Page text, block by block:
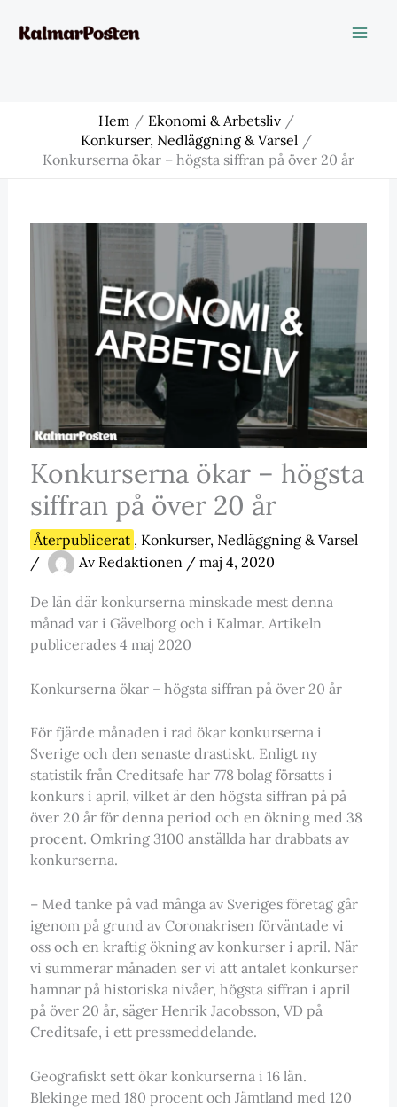
Hem
Ekonomi & Arbetsliv
Konkurser, Nedläggning & Varsel
Konkurserna ökar – högsta siffran på över 20 år
Konkurserna ökar – högsta
siffran på över 20 år
Återpublicerat , Konkurser, Nedläggning & Varsel
/
Av Redaktionen / maj 4, 2020
De län där konkurserna minskade mest denna
månad var i Gävelborg och i Kalmar. Artikeln
publicerades 4 maj 2020
Konkurserna ökar – högsta siffran på över 20 år
För fjärde månaden i rad ökar konkurserna i
Sverige och den senaste drastiskt. Enligt ny
statistik från Creditsafe har 778 bolag försatts i
konkurs i april, vilket är den högsta siffran på på
över 20 år för denna period och en ökning med 38
procent. Omkring 3100 anställda har drabbats av
konkurserna.
– Med tanke på vad många av Sveriges företag går
igenom på grund av Coronakrisen förväntade vi
oss och en kraftig ökning av konkurser i april. När
vi summerar månaden ser vi att antalet konkurser
hamnar på historiska nivåer, högsta siffran i april
på över 20 år, säger Henrik Jacobsson, VD på
Creditsafe, i ett pressmeddelande.
Geografiskt sett ökar konkurserna i 16 län.
Blekinge med 180 procent och Jämtland med 120